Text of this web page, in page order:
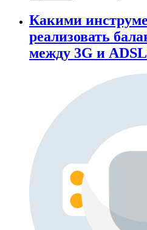
Какими
реализовать
между 3G и